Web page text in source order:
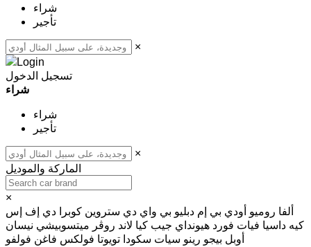
شراء
تأجير
×
تسجيل الدخول
شراء
شراء
تأجير
×
الماركة والموديل
×
ألفا روميو أودي بي إم دبليو بي واي دي ستروين كوبرا دي إف إس
كيه داسيا فيات فورد هيونداي جيب كيا لاند روڤر ميتسوبيشي نيسان
أوبل بيجو رينو سيات سكودا تويوتا فولكس فاغن فولفو